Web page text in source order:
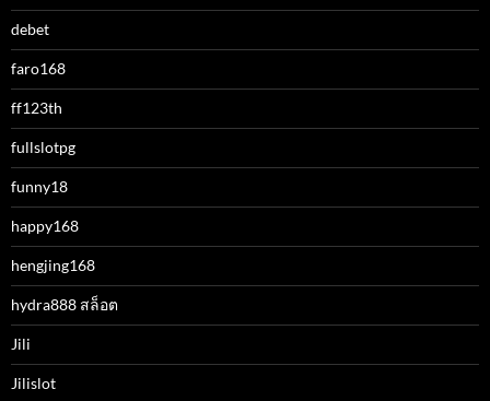
debet
faro168
ff123th
fullslotpg
funny18
happy168
hengjing168
hydra888 สล็อต
Jili
Jilislot